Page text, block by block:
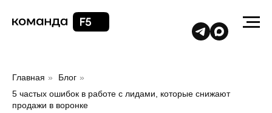
Главная » Блог »
5 частых ошибок в работе с лидами, которые снижают
продажи в воронке